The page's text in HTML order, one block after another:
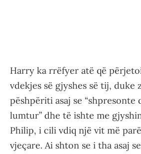
Harry ka rrëfyer atë që
vdekjes së gjyshes së tij, duke
pëshpëriti asaj se “shpresonte
lumtur” dhe të ishte me
Philip, i cili vdiq një vit më
vjeçare. Ai shton se i tha asaj